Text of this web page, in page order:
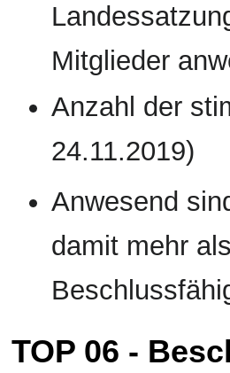
Mitglieder
Anzahl der
24.11.2019)
Anwesend
damit mehr
TOP 06 -